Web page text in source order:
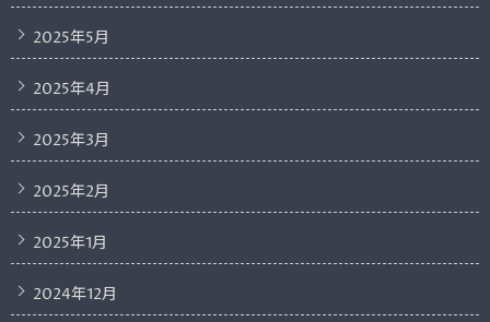
2025年5月
2025年4月
2025年3月
2025年2月
2025年1月
2024年12月